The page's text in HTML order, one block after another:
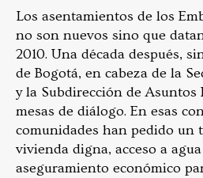
Los asentamientos de los
no son nuevos sino que
2010. Una década después,
de Bogotá, en cabeza de la
y la Subdirección de Asuntos
mesas de diálogo. En esas
comunidades han pedido un
vivienda digna, acceso a
aseguramiento económico